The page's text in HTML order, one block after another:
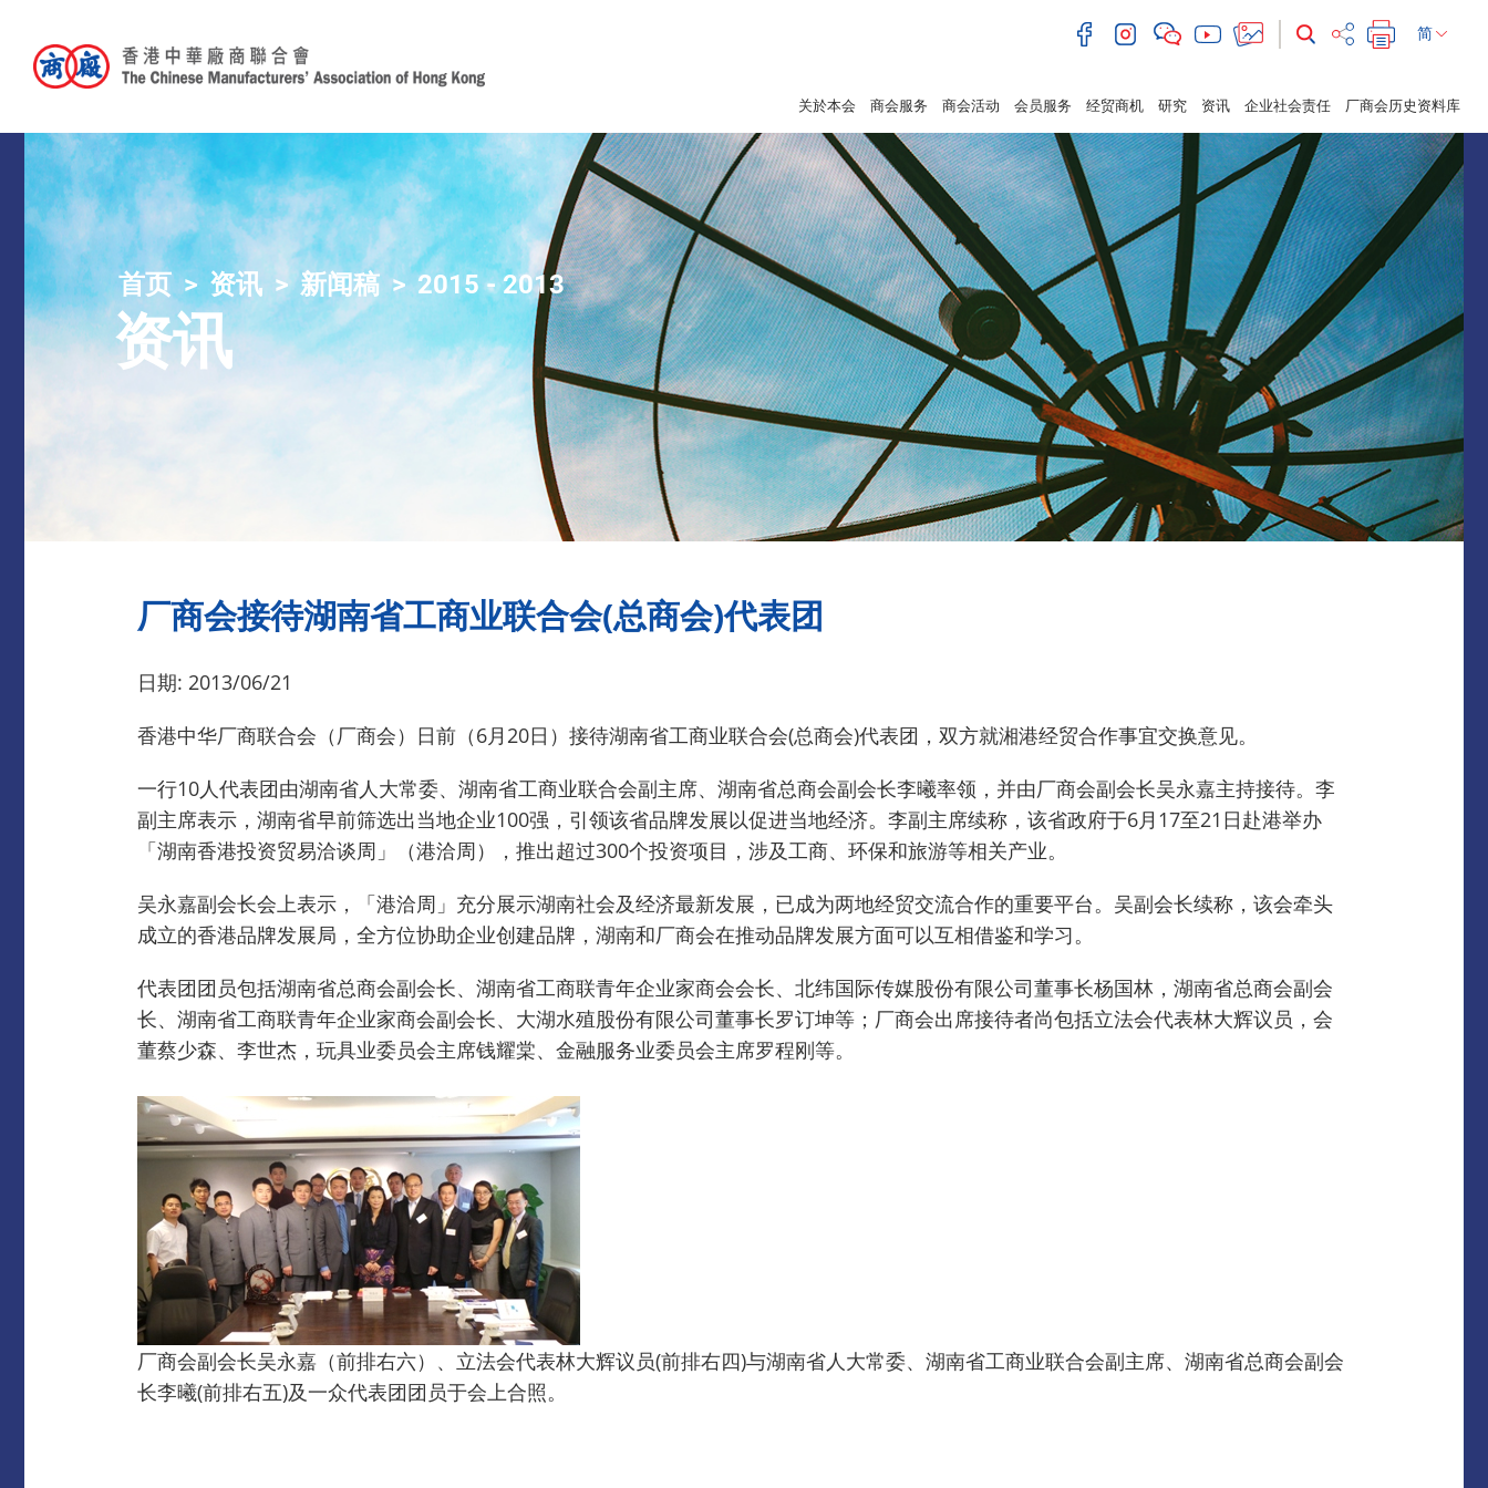
简
关於本会 商会服务 商会活动 会员服务 经贸商机 研究 资讯 企业社会责任 厂商会历史资料库
首页 资讯 新闻稿 2015 - 2013
资讯
厂商会接待湖南省工商业联合会(总商会)代表团
日期: 2013/06/21
香港中华厂商联合会（厂商会）日前（6月20日）接待湖南省工商业联合会(总商会)代表团，双方就湘港经贸合作事宜交换意见。
一行10人代表团由湖南省人大常委、湖南省工商业联合会副主席、湖南省总商会副会长李曦率领，并由厂商会副会长吴永嘉主持接待。 李
副主席表示，湖南省早前筛选出当地企业100强，引领该省品牌发展以促进当地经济。 李副主席续称，该省政府于6月17至21日赴港举办
「湖南香港投资贸易洽谈周」（港洽周），推出超过300个投资项目，涉及工商、环保和旅游等相关产业。
吴永嘉副会长会上表示，「港洽周」充分展示湖南社会及经济最新发展，已成为两地经贸交流合作的重要平台。 吴副会长续称，​​该会牵头
成立的香港品牌发展局，全方位协助企业创建品牌，湖南和厂商会在推动品牌发展方面可以互相借鉴和学习。
代表团团员包括湖南省总商会副会长、湖南省工商联青年企业家商会会长、北纬国际传媒股份有限公司董事长杨国林，湖南省总商会副会
长、湖南省工商联青年企业家商会副会长、大湖水殖股份有限公司董事长罗订坤等；厂商会出席接待者尚包括立法会代表林大辉议员，会
董蔡少森、李世杰，玩具业委员会主席钱耀棠、金融服务业委员会主席罗程刚等。
厂商会副会长吴永嘉（前排右六）、立法会代表林大辉议员(前排右四)与湖南省人大常委、湖南省工商业联合会副主席、湖南省总商会副会
长李曦(前排右五)及一众代表团团员于会上合照。